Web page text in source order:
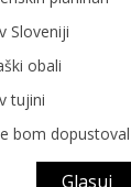
Sloveniji
obali
tujini
bom dopustoval